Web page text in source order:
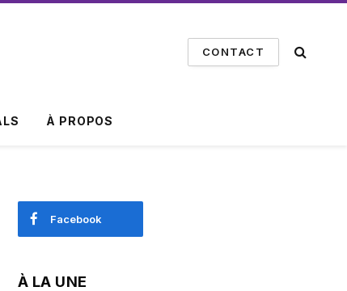
CONTACT
À PROPOS
Facebook
À LA UNE